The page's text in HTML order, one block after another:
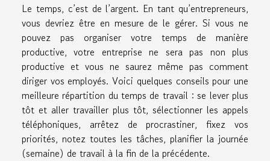
Le temps, c’est de l’argent. En tant qu’entrepreneurs,
vous devriez être en mesure de le gérer. Si vous ne
pouvez pas organiser votre temps de manière
productive, votre entreprise ne sera pas non plus
productive et vous ne saurez même pas comment
diriger vos employés. Voici quelques conseils pour une
meilleure répartition du temps de travail : se lever plus
tôt et aller travailler plus tôt, sélectionner les appels
téléphoniques, arrêtez de procrastiner, fixez vos
priorités, notez toutes les tâches, planifier la journée
(semaine) de travail à la fin de la précédente.